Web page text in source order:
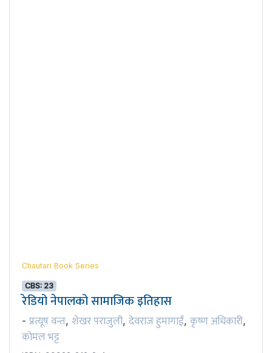
Chautari Book Series
CBS: 23
रेडियो नेपालको सामाजिक इतिहास
- प्रत्यूष वन्त, शेखर पराजुली, देवराज हुमागाईं, कृष्ण अधिकारी,
कोमल भट्ट